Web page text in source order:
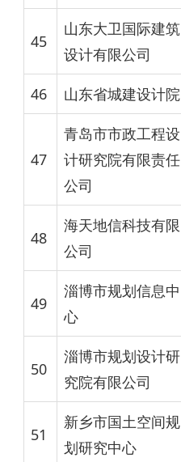
45
山东大卫国际建筑
设计有限公司
46 山东省城建设计院
47
青岛市市政工程设
计研究院有限责任
公司
48
海天地信科技有限
公司
49
淄博市规划信息中
心
50
淄博市规划设计研
究院有限公司
51
新乡市国土空间规
划研究中心